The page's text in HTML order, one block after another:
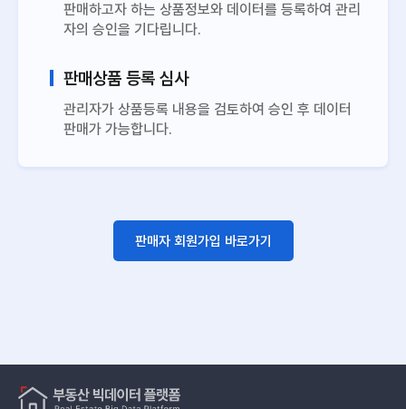
판매하고자 하는 상품정보와 데이터를 등록하여 관리
자의 승인을 기다립니다.
판매상품 등록 심사
관리자가 상품등록 내용을 검토하여 승인 후 데이터
판매가 가능합니다.
판매자 회원가입 바로가기